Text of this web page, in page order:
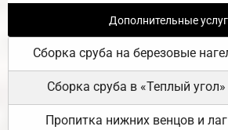
Дополнительные
Сборка сруба на березовые
Сборка сруба в «Теплый угол»
Пропитка нижних венцов и лаг